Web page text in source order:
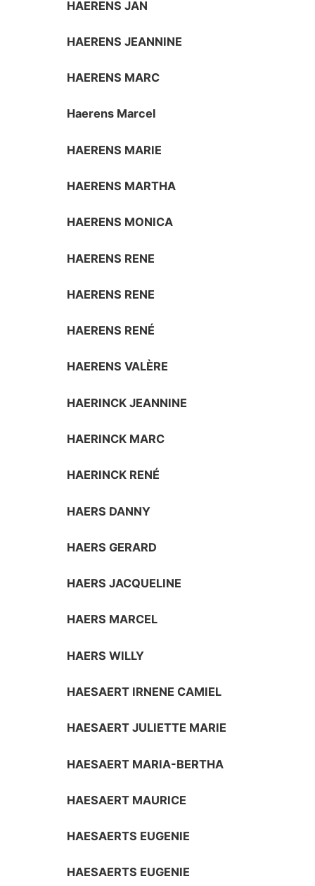
HAERENS JAN
HAERENS JEANNINE
HAERENS MARC
Haerens Marcel
HAERENS MARIE
HAERENS MARTHA
HAERENS MONICA
HAERENS RENE
HAERENS RENE
HAERENS RENÉ
HAERENS VALÈRE
HAERINCK JEANNINE
HAERINCK MARC
HAERINCK RENÉ
HAERS DANNY
HAERS GERARD
HAERS JACQUELINE
HAERS MARCEL
HAERS WILLY
HAESAERT IRNENE CAMIEL
HAESAERT JULIETTE MARIE
HAESAERT MARIA-BERTHA
HAESAERT MAURICE
HAESAERTS EUGENIE
HAESAERTS EUGENIE